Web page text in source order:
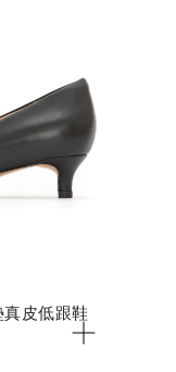
真皮低跟鞋